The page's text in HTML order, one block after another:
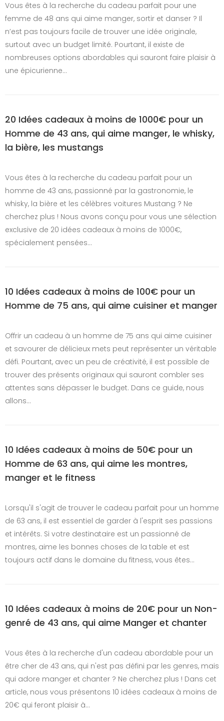
Vous êtes à la recherche du cadeau parfait pour une
femme de 48 ans qui aime manger, sortir et danser ? Il
n’est pas toujours facile de trouver une idée originale,
surtout avec un budget limité. Pourtant, il existe de
nombreuses options abordables qui sauront faire plaisir à
une épicurienne…
20 Idées cadeaux à moins de 1000€ pour un
Homme de 43 ans, qui aime manger, le whisky,
la bière, les mustangs
Vous êtes à la recherche du cadeau parfait pour un
homme de 43 ans, passionné par la gastronomie, le
whisky, la bière et les célèbres voitures Mustang ? Ne
cherchez plus ! Nous avons conçu pour vous une sélection
exclusive de 20 idées cadeaux à moins de 1000€,
spécialement pensées…
10 Idées cadeaux à moins de 100€ pour un
Homme de 75 ans, qui aime cuisiner et manger
Offrir un cadeau à un homme de 75 ans qui aime cuisiner
et savourer de délicieux mets peut représenter un véritable
défi. Pourtant, avec un peu de créativité, il est possible de
trouver des présents originaux qui sauront combler ses
attentes sans dépasser le budget. Dans ce guide, nous
allons…
10 Idées cadeaux à moins de 50€ pour un
Homme de 63 ans, qui aime les montres,
manger et le fitness
Lorsqu'il s'agit de trouver le cadeau parfait pour un homme
de 63 ans, il est essentiel de garder à l'esprit ses passions
et intérêts. Si votre destinataire est un passionné de
montres, aime les bonnes choses de la table et est
toujours actif dans le domaine du fitness, vous êtes…
10 Idées cadeaux à moins de 20€ pour un Non-
genré de 43 ans, qui aime Manger et chanter
Vous êtes à la recherche d'un cadeau abordable pour un
être cher de 43 ans, qui n'est pas défini par les genres, mais
qui adore manger et chanter ? Ne cherchez plus ! Dans cet
article, nous vous présentons 10 idées cadeaux à moins de
20€ qui feront plaisir à…